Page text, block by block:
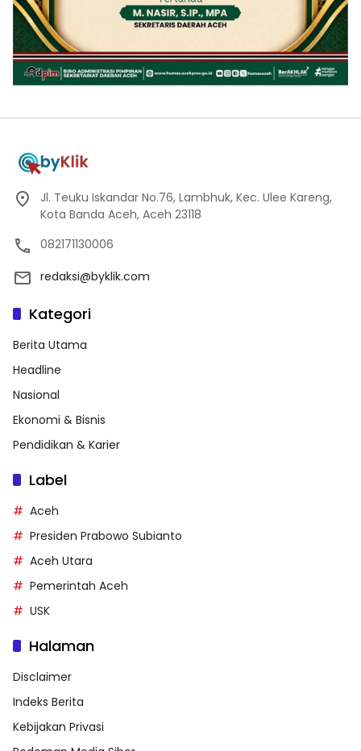
Jl. Teuku Iskandar No.76, Lambhuk, Kec. Ulee Kareng,
Kota Banda Aceh, Aceh 23118
082171130006
redaksi@byklik.com
Kategori
Berita Utama
Headline
Nasional
Ekonomi & Bisnis
Pendidikan & Karier
Label
Aceh
Presiden Prabowo Subianto
Aceh Utara
Pemerintah Aceh
USK
Halaman
Disclaimer
Indeks Berita
Kebijakan Privasi